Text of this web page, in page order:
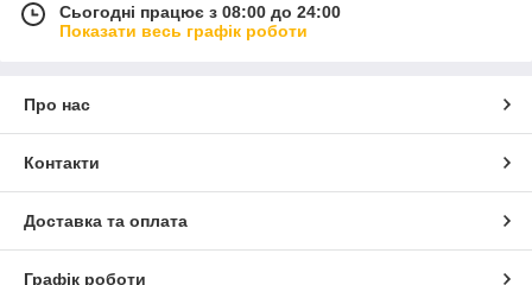
Сьогодні працює з 08:00 до 24:00
Показати весь графік роботи
Про нас
Контакти
Доставка та оплата
Графік роботи